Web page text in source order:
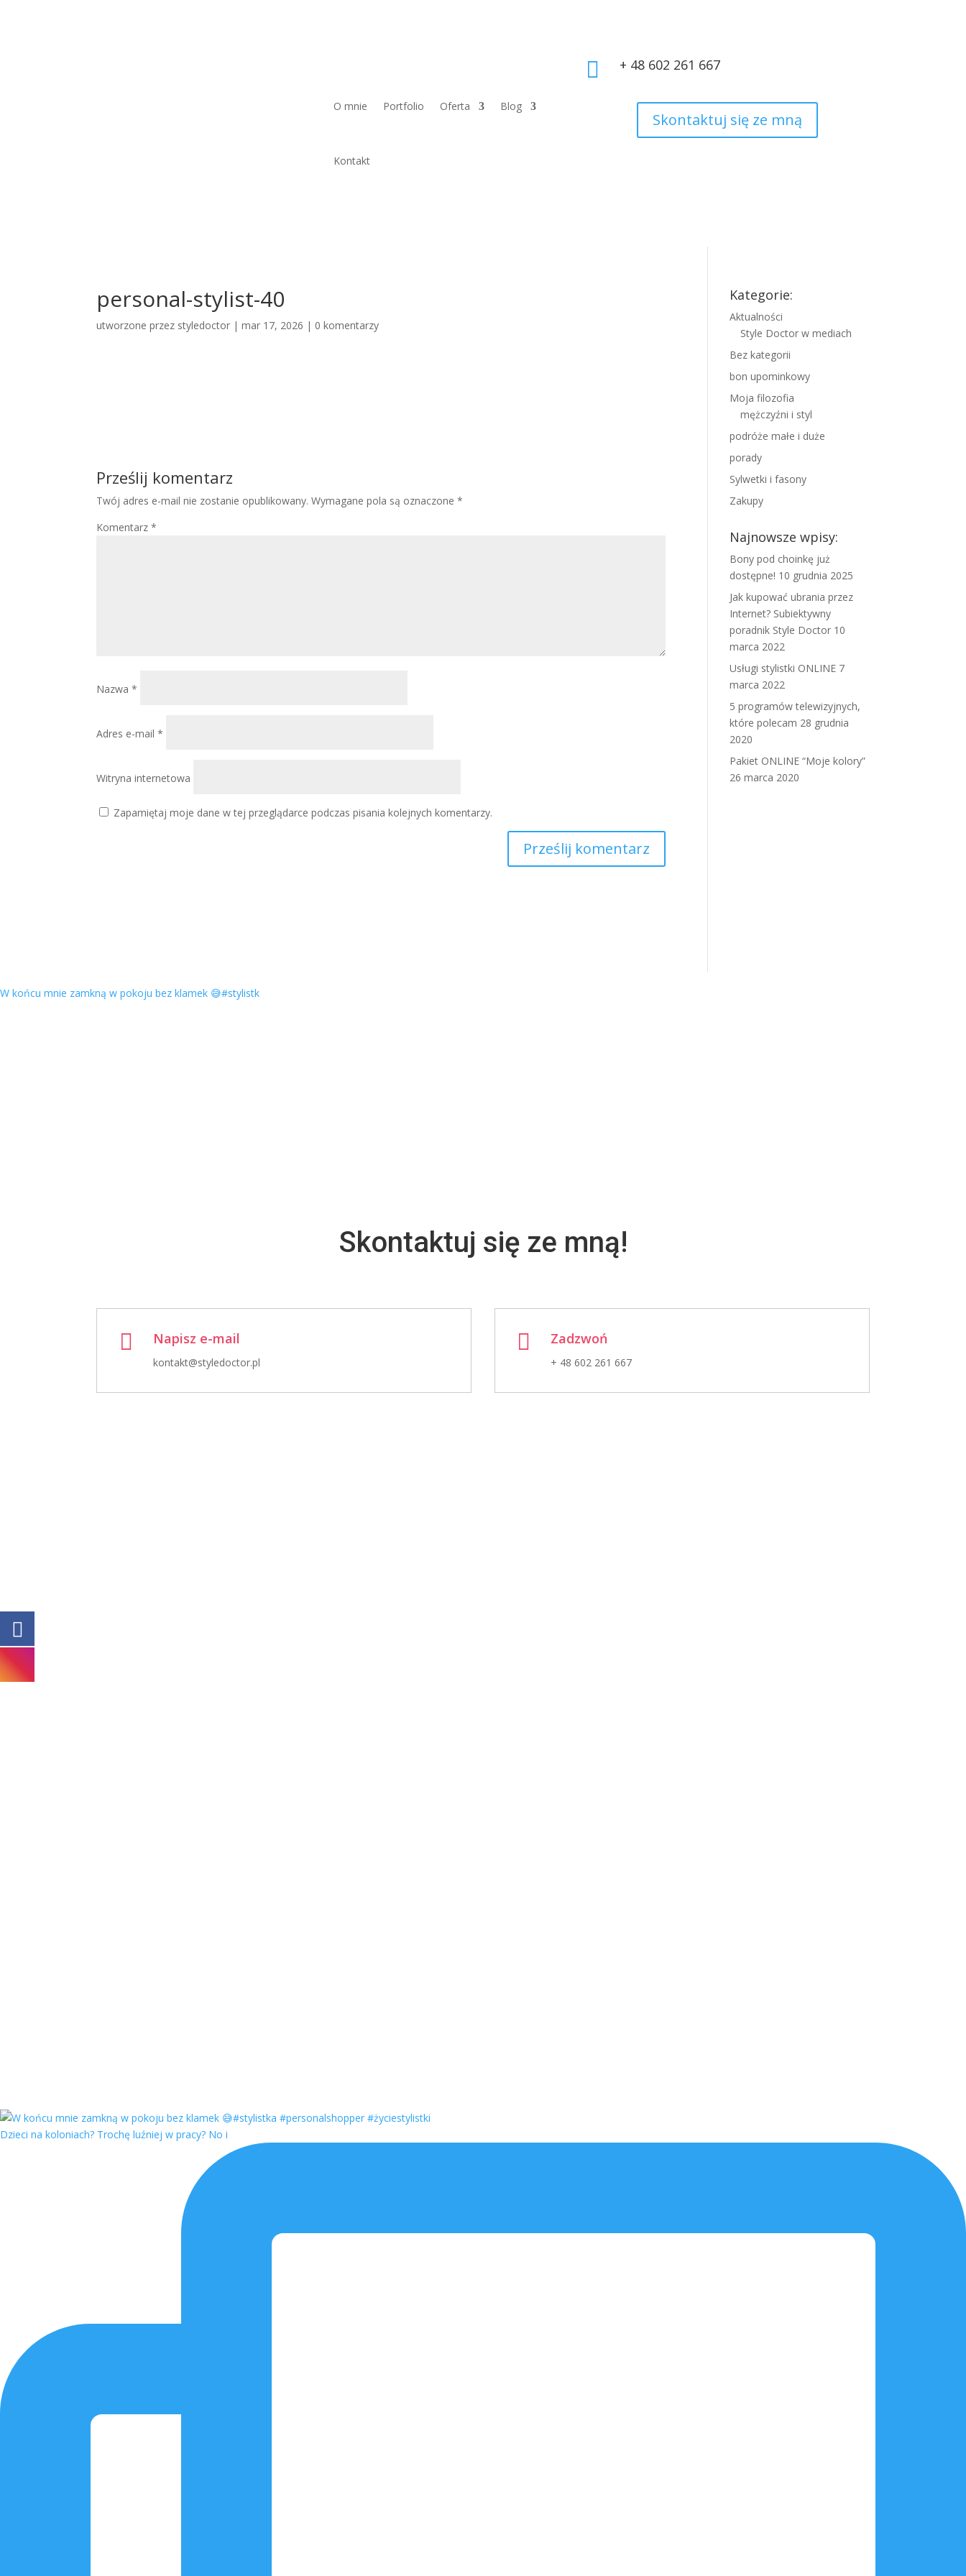
O mnie Portfolio Oferta Blog
Kontakt
 + 48 602 261 667
Skontaktuj się ze mną
personal-stylist-40
utworzone przez styledoctor |mar 17, 2026 | 0 komentarzy
Prześlij komentarz
Twój adres e-mail nie zostanie opublikowany. Wymagane pola są oznaczone*
Komentarz*
Nazwa*
Adres e-mail*
Witryna internetowa
Zapamiętaj moje dane w tej przeglądarce podczas pisania kolejnych komentarzy.
Kategorie:
Aktualności
Style Doctor w mediach
Bez kategorii
bon upominkowy
Moja filozofia
mężczyźni i styl
podróże małe i duże
porady
Sylwetki i fasony
Zakupy
Najnowsze wpisy:
Bony pod choinkę już
dostępne! 10 grudnia 2025
Jak kupować ubrania przez
Internet? Subiektywny
poradnik Style Doctor 10
marca 2022
Usługi stylistki ONLINE 7
marca 2022
5 programów telewizyjnych,
które polecam 28 grudnia
2020
Pakiet ONLINE “Moje kolory”
26 marca 2020
W końcu mnie zamkną w pokoju bez klamek 😅#stylistk
Dzieci na koloniach? Trochę luźniej w pracy? No i
Skontaktuj się ze mną!
 Napisz e-mail
kontakt@styledoctor.pl
 Zadzwoń
+ 48 602 261 667